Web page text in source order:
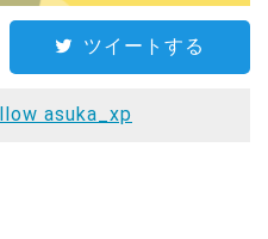
ツイートする
asuka_xp